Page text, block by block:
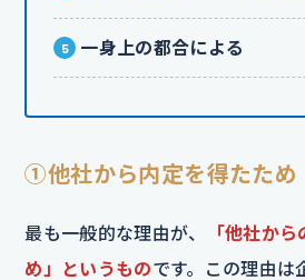
一身上の都合による
①他社から内定を得たため
最も一般的な理由が、
「他社か
め」というものです。この理由は